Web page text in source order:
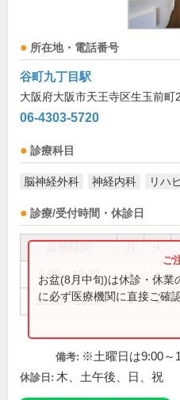
所在地・電話番号
谷町九丁目駅
大阪府大阪市天王寺区生玉前町
06-4303-5720
診療科目
脳神経外科 神経内科 リハ
診療/受付時間・休診日
9:00～12:30 ● ●
12:30～18:30 ● ●
お盆(8月中旬)は休診・休業
に必ず医療機関に直接ご確
備考: ※土曜日は9:00～
休診日: 木、土午後、日、祝